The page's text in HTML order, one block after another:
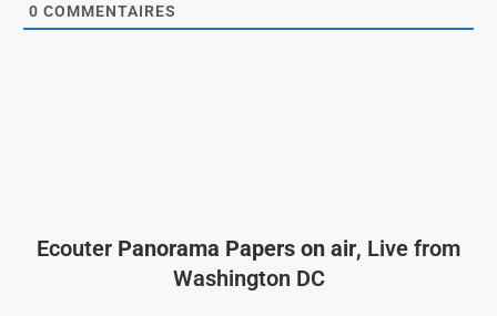
0 COMMENTAIRES
Ecouter Panorama Papers on air, Live from
Washington DC